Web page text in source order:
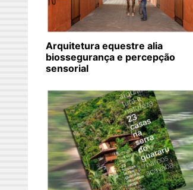
Arquitetura equestre alia
biossegurança e percepção
sensorial